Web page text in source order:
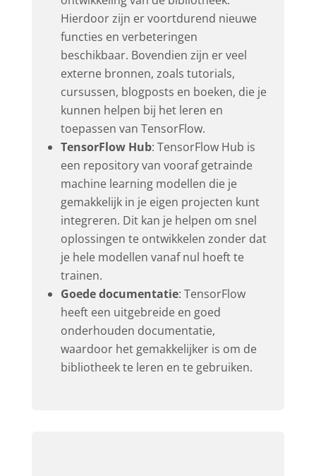
Hierdoor zijn er voortdurend nieuwe
functies en verbeteringen
beschikbaar. Bovendien zijn er veel
externe bronnen, zoals tutorials,
cursussen, blogposts en boeken, die je
kunnen helpen bij het leren en
toepassen van TensorFlow.
TensorFlow Hub: TensorFlow Hub is
een repository van vooraf getrainde
machine learning modellen die je
gemakkelijk in je eigen projecten kunt
integreren. Dit kan je helpen om snel
oplossingen te ontwikkelen zonder dat
je hele modellen vanaf nul hoeft te
trainen.
Goede documentatie: TensorFlow
heeft een uitgebreide en goed
onderhouden documentatie,
waardoor het gemakkelijker is om de
bibliotheek te leren en te gebruiken.